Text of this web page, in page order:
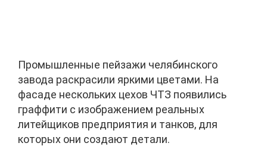
Промышленные пейзажи челябинского
завода раскрасили яркими цветами. На
фасаде нескольких цехов ЧТЗ появились
граффити с изображением реальных
литейщиков предприятия и танков, для
которых они создают детали.